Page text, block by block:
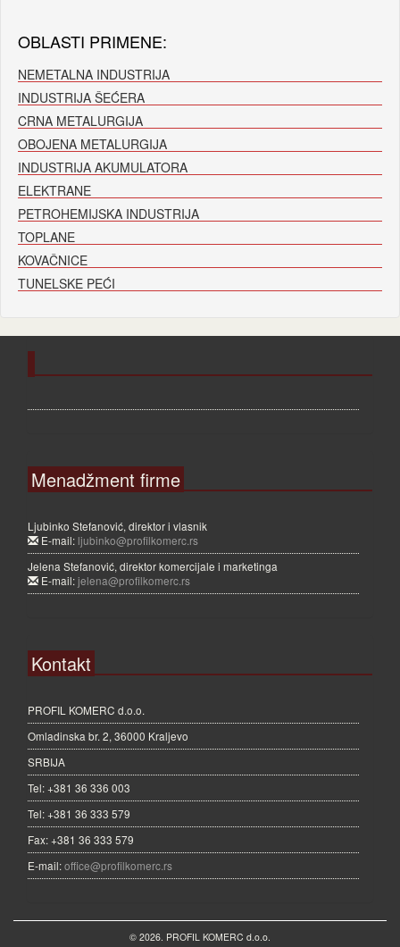
OBLASTI PRIMENE:
NEMETALNA INDUSTRIJA
INDUSTRIJA ŠEĆERA
CRNA METALURGIJA
OBOJENA METALURGIJA
INDUSTRIJA AKUMULATORA
ELEKTRANE
PETROHEMIJSKA INDUSTRIJA
TOPLANE
KOVAČNICE
TUNELSKE PEĆI
Menadžment firme
Ljubinko Stefanović, direktor i vlasnik
E-mail: ljubinko@profilkomerc.rs
Jelena Stefanović, direktor komercijale i marketinga
E-mail:jelena@profilkomerc.rs
Kontakt
PROFIL KOMERC d.o.o.
Omladinska br. 2, 36000 Kraljevo
SRBIJA
Tel: +381 36 336 003
Tel: +381 36 333 579
Fax: +381 36 333 579
E-mail:office@profilkomerc.rs
© 2026. PROFIL KOMERC d.o.o.